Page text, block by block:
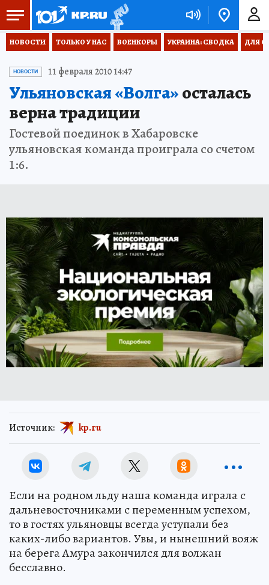
НОВОСТИ ТОЛЬКО У НАС ВОЕНКОРЫ УКРАИНА: СВОДКА ДЛЯ
НОВОСТИ 11 февраля 2010 14:47
Ульяновская «Волга»осталась
верна традиции
Гостевой поединок в Хабаровске
ульяновская команда проиграла со счетом
1:6.
Источник: kp.ru
Если на родном льду наша команда играла с
дальневосточниками с переменным успехом,
то в гостях ульяновцы всегда уступали без
каких-либо вариантов. Увы, и нынешний вояж
на берега Амура закончился для волжан
бесславно.